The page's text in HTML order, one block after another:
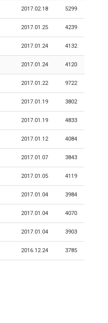
2017.02.18 5299
2017.01.25 4239
2017.01.24 4132
2017.01.24 4120
2017.01.22 9722
2017.01.19 3802
2017.01.19 4833
2017.01.12 4084
2017.01.07 3843
2017.01.05 4119
2017.01.04 3984
2017.01.04 4070
2017.01.04 3903
2016.12.24 3785